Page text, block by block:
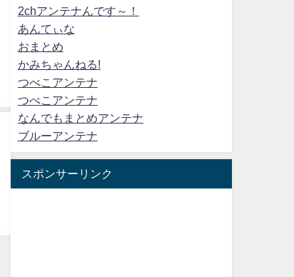
2chアンテナんです～！
あんてぃな
おまとめ
かみちゃんねる!
つべこアンテナ
つべこアンテナ
なんでもまとめアンテナ
ブルーアンテナ
スポンサーリンク